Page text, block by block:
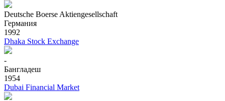
Deutsche Boerse Aktiengesellschaft
Германия
1992
Dhaka Stock Exchange
-
Бангладеш
1954
Dubai Financial Market